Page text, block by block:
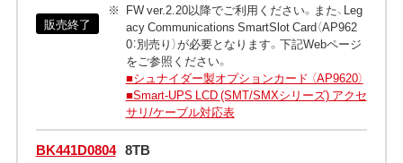
販売終了
FW ver.2.20以降でご利用ください。また、Leg
acy Communications SmartSlot Card（AP962
0：別売り）が必要となります。下記Webページ
をご参照ください。
■シュナイダー製オプションカード （AP9620）
■Smart-UPS LCD (SMT/SMXシリーズ) アクセ
サリ/ケーブル対応表
BK441D0804 8TB